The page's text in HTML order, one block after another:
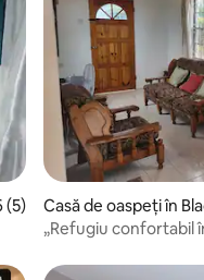
mediu de 4,6 din 5, 5
(5)
Casă de oaspeți în
„Refugiu confortabil